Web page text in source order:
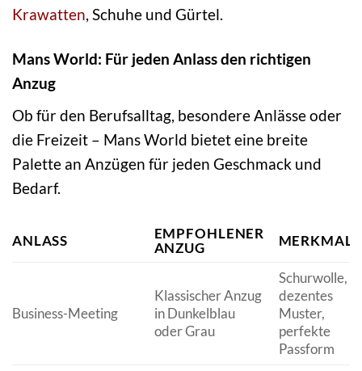
Krawatten, Schuhe und Gürtel.
Mans World: Für jeden Anlass den richtigen
Anzug
Ob für den Berufsalltag, besondere Anlässe oder
die Freizeit – Mans World bietet eine breite
Palette an Anzügen für jeden Geschmack und
Bedarf.
ANLASS
EMPFOHLENER
ANZUG
MERKMALE
Business-Meeting
Klassischer Anzug
in Dunkelblau
oder Grau
Schurwolle,
dezentes
Muster,
perfekte
Passform